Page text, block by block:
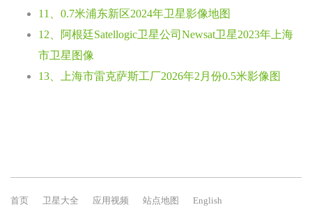
11、0.7米浦东新区2024年卫星影像地图
12、阿根廷Satellogic卫星公司Newsat卫星2023年上海
市卫星图像
13、上海市雷克萨斯工厂2026年2月份0.5米影像图
首页 卫星大全 应用视频 站点地图 English